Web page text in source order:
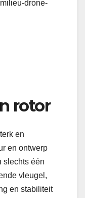
drone-
rotor
en
en ontwerp
slechts één
vleugel,
en stabiliteit